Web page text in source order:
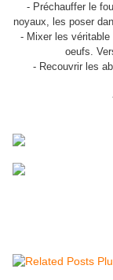
- Préchauffer le
noyaux, les poser
- Mixer les véritable
oeufs.
- Recouvrir les